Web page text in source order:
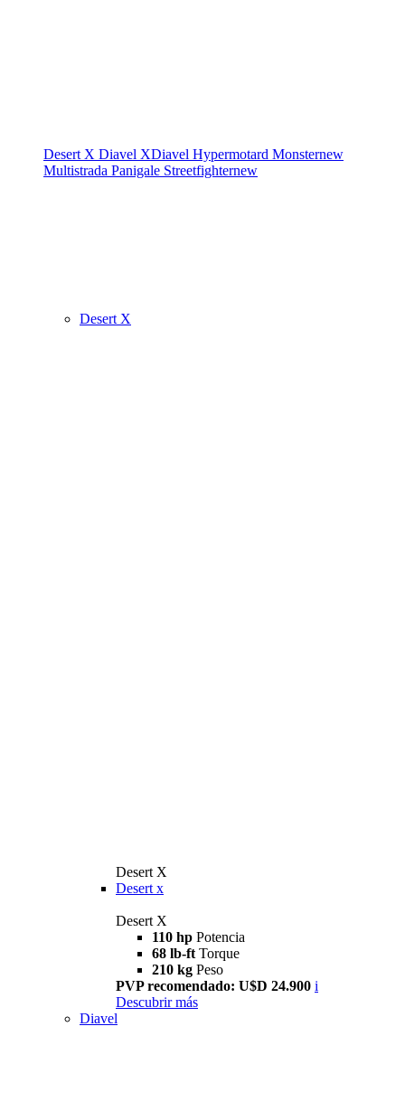
Desert X Diavel XDiavel Hypermotard Monsternew
Multistrada Panigale Streetfighternew
Desert X
Desert X
Desert x
Desert X
110 hp Potencia
68 lb-ft Torque
210 kg Peso
PVP recomendado: U$D 24.900 i
Descubrir más
Diavel